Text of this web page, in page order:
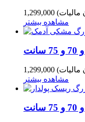
مالیات)
مشاهده بیشتر
مالیات)
مشاهده بیشتر